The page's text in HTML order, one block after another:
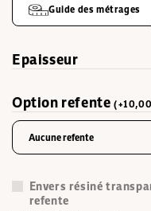
Guide des métrages
Epaisseur
Option refente
Aucune refente
Envers résiné
refente